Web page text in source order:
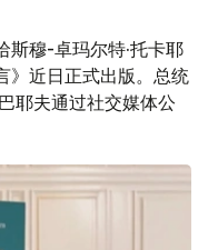
斯穆-卓玛尔特·托卡耶
近日正式出版。总统
耶夫通过社交媒体公